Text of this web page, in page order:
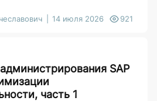
14 июля 2026 921
SAP
часть 1